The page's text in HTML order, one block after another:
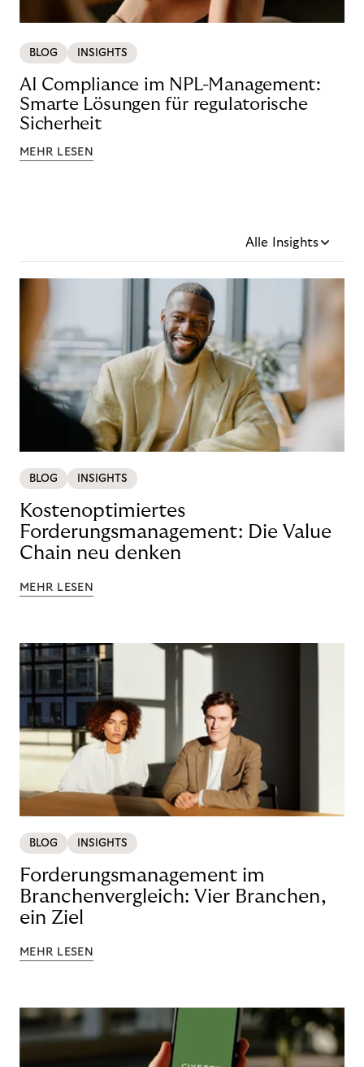
BLOG INSIGHTS
AI Compliance im NPL-Management:
Smarte Lösungen für regulatorische
Sicherheit
MEHR LESEN
Alle Insights
BLOG INSIGHTS
Kostenoptimiertes
Forderungsmanagement: Die Value
Chain neu denken
MEHR LESEN
BLOG INSIGHTS
Forderungsmanagement im
Branchenvergleich: Vier Branchen,
ein Ziel
MEHR LESEN